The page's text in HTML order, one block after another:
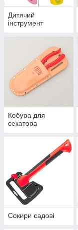
Дитячий
інструмент
Кобура для
секатора
Сокири садові